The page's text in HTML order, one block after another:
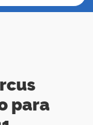
para